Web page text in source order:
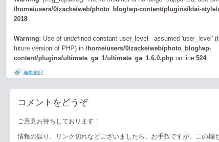
/home/users/0/zacke/web/photo_blog/wp-content/plugins/ktai-
2018
Warning: Use of undefined constant user_level - assumed 'user_level'
future version of PHP) in /home/users/0/zacke/web/photo_blog/wp-
content/plugins/ultimate_ga_1/ultimate_ga_1.6.0.php on line 524
編集後記
コメントをどうぞ
ご意見お待ちしております！
情報の誤り、リンク切れなどございましたら、お手数ですが、この欄